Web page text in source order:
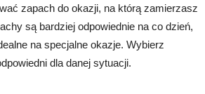
zapach do okazji, na którą zamierzasz
są bardziej odpowiednie na co dzień,
na specjalne okazje. Wybierz
dla danej sytuacji.